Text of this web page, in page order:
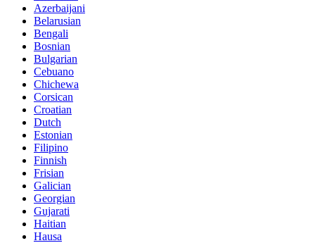
Azerbaijani
Belarusian
Bengali
Bosnian
Bulgarian
Cebuano
Chichewa
Corsican
Croatian
Dutch
Estonian
Filipino
Finnish
Frisian
Galician
Georgian
Gujarati
Haitian
Hausa